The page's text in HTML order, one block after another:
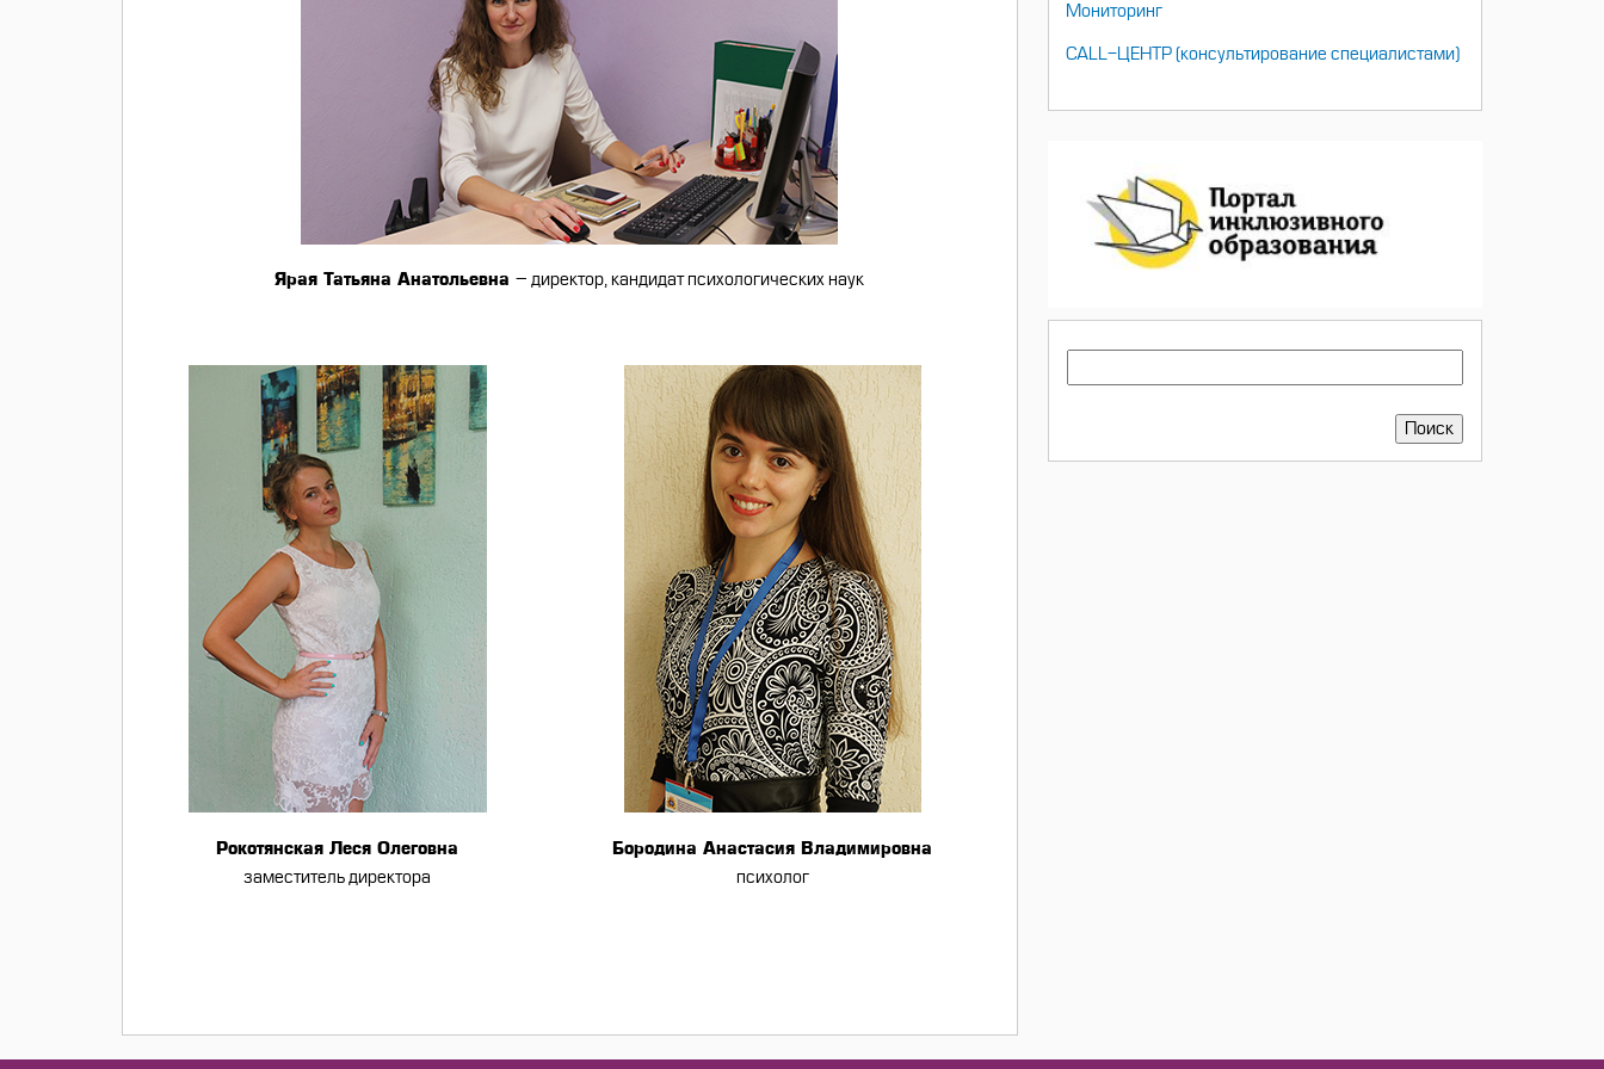
Ярая Татьяна Анатольевна – директор, кандидат психологических наук
Рокотянская Леся Олеговна
заместитель директора
Бородина Анастасия Владимировна
психолог
Мониторинг
CALL-ЦЕНТР (консультирование специалистами)
ПОИСК